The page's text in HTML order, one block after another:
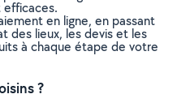
efficaces.
en ligne, en passant
des lieux, les devis et les
à chaque étape de votre
?